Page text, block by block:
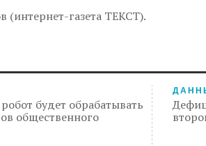
(интернет-газета ТЕКСТ).
будет обрабатывать
общественного